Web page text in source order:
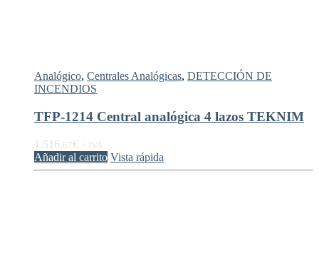
Analógico, Centrales Analógicas, DETECCIÓN DE
INCENDIOS
TFP-1214 Central analógica 4 lazos TEKNIM
1.516,67€ + IVA
Añadir al carrito Vista rápida